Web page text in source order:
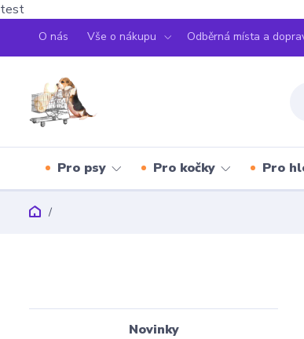
test
O nás Vše o nákupu Odběrná místa a
Pro psy Pro kočky Pro
Novinky